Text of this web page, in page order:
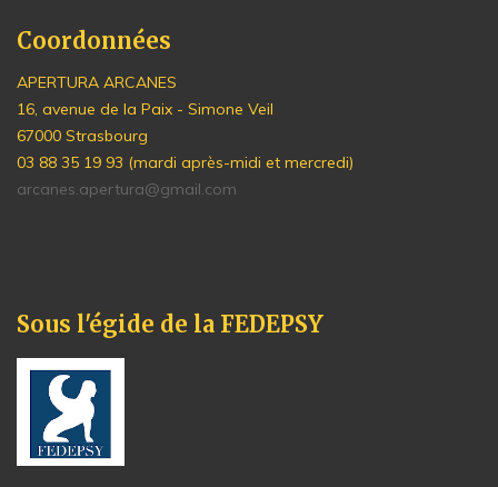
Coordonnées
APERTURA ARCANES
16, avenue de la Paix - Simone Veil
67000 Strasbourg
03 88 35 19 93 (mardi après-midi et mercredi)
arcanes.apertura@gmail.com
Sous l'égide de la FEDEPSY